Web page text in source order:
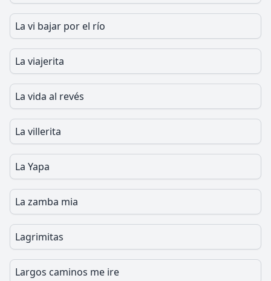
La vi bajar por el río
La viajerita
La vida al revés
La villerita
La Yapa
La zamba mia
Lagrimitas
Largos caminos me ire